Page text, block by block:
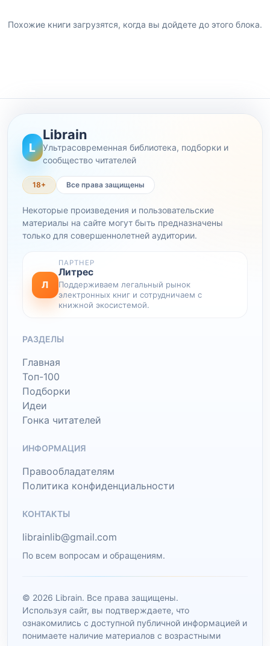
Похожие книги загрузятся, когда вы дойдете до этого блока.
L
Librain
Ультрасовременная библиотека, подборки и
сообщество читателей
18+ Все права защищены
Некоторые произведения и пользовательские
материалы на сайте могут быть предназначены
только для совершеннолетней аудитории.
Л
ПАРТНЕР
Литрес
Поддерживаем легальный рынок
электронных книг и сотрудничаем с
книжной экосистемой.
РАЗДЕЛЫ
Главная
Топ-100
Подборки
Идеи
Гонка читателей
ИНФОРМАЦИЯ
Правообладателям
Политика конфиденциальности
КОНТАКТЫ
librainlib@gmail.com
По всем вопросам и обращениям.
© 2026 Librain. Все права защищены.
Используя сайт, вы подтверждаете, что
ознакомились с доступной публичной информацией и
понимаете наличие материалов с возрастными